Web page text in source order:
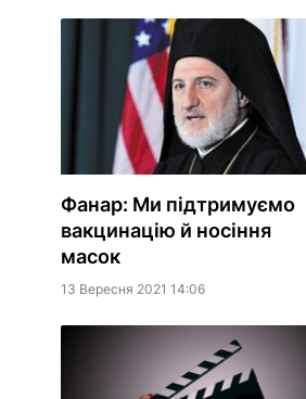
Фанар: Ми підтримуємо
вакцинацію й носіння
масок
13 Вересня 2021 14:06